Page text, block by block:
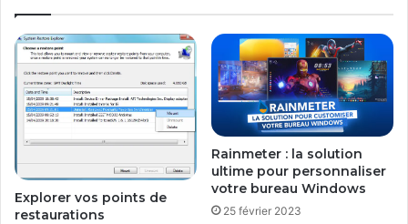
Explorer vos points de
restaurations
Rainmeter : la solution
ultime pour personnaliser
votre bureau Windows
25 février 2023